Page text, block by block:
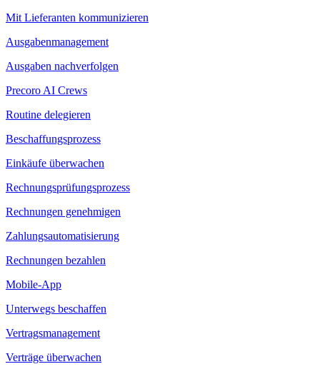
Mit Lieferanten kommunizieren
Ausgabenmanagement
Ausgaben nachverfolgen
Precoro AI Crews
Routine delegieren
Beschaffungsprozess
Einkäufe überwachen
Rechnungsprüfungsprozess
Rechnungen genehmigen
Zahlungsautomatisierung
Rechnungen bezahlen
Mobile-App
Unterwegs beschaffen
Vertragsmanagement
Verträge überwachen